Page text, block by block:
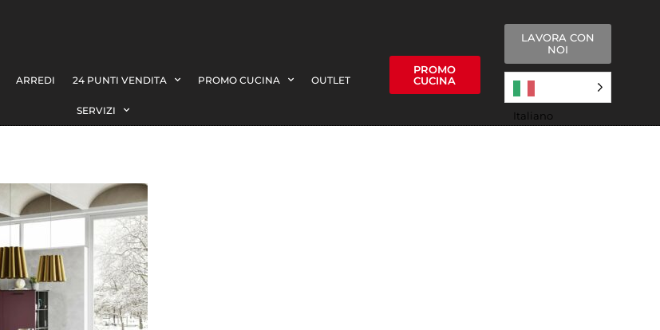
ARREDI 24 PUNTI VENDITA PROMO CUCINA OUTLET
SERVIZI
PROMO
CUCINA
LAVORA CON
NOI
Italiano